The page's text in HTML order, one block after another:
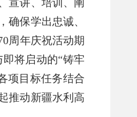
宣讲、培训、阐
确保学出忠诚、
周年庆祝活动期
将启动的“铸牢
项目标任务结合
推动新疆水利高